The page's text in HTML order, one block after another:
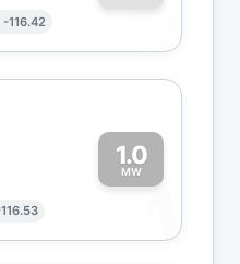
-116.42 0
1.0
MW
1